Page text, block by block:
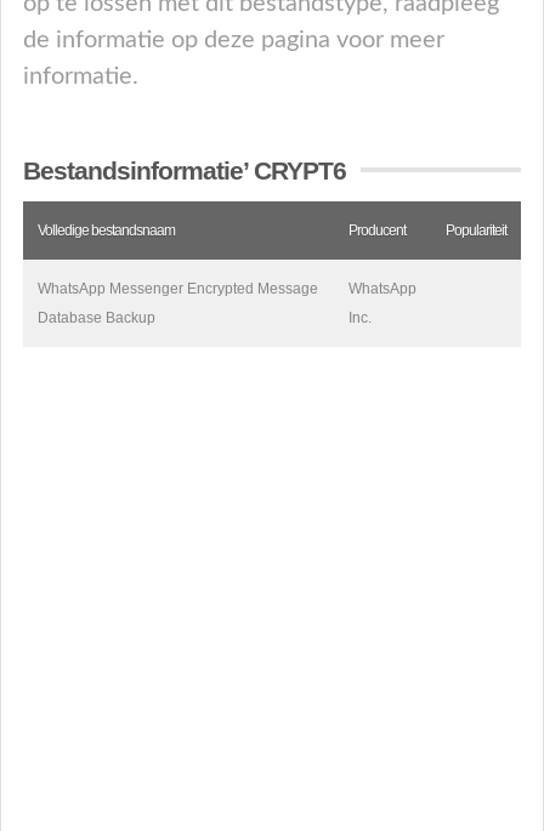
de informatie op deze pagina voor meer
informatie.
Bestandsinformatie’ CRYPT6
Volledige bestandsnaam Producent Populariteit
WhatsApp Messenger Encrypted Message
Database Backup
WhatsApp
Inc.